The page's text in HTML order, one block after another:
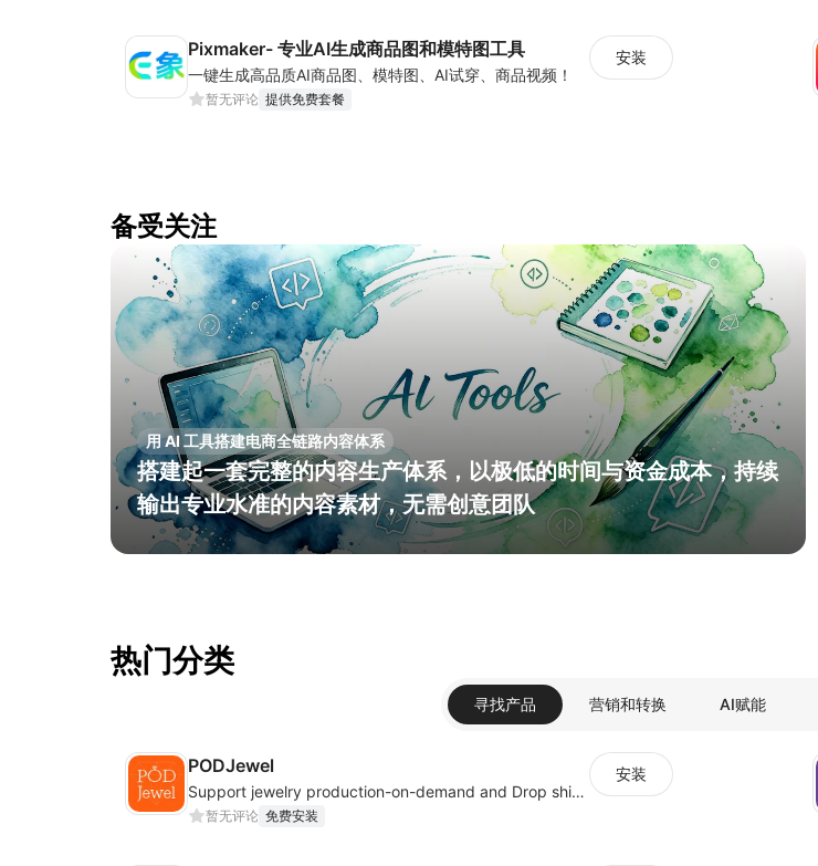
Pixmaker- 专业AI生成商品图和模特图工具
一键生成高品质AI商品图、模特图、AI试穿、商品视频！
暂无评论 提供免费套餐
安装
备受关注
把首次购买的客户变成回头客
客户留存营销工具体系：把一次性成交转化为长期的客户关系
热门分类
寻找产品 营销和转换 AI赋能
PODJewel
Support jewelry production-on-demand and Drop shipping
暂无评论 免费安装
安装